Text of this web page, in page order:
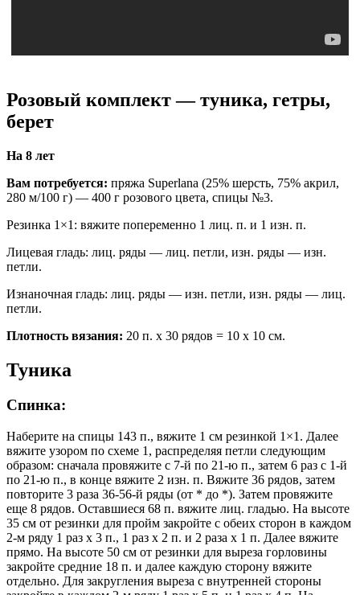
Розовый комплект — туника, гетры,
берет
На 8 лет
Вам потребуется: пряжа Superlana (25% шерсть, 75% акрил,
280 м/100 г) — 400 г розового цвета, спицы №3.
Резинка 1×1: вяжите попеременно 1 лиц. п. и 1 изн. п.
Лицевая гладь: лиц. ряды — лиц. петли, изн. ряды — изн.
петли.
Изнаночная гладь: лиц. ряды — изн. петли, изн. ряды — лиц.
петли.
Плотность вязания: 20 п. х 30 рядов = 10 х 10 см.
Туника
Спинка:
Наберите на спицы 143 п., вяжите 1 см резинкой 1×1. Далее
вяжите узором по схеме 1, распределяя петли следующим
образом: сначала провяжите с 7-й по 21-ю п., затем 6 раз с 1-й
по 21-ю п., в конце вяжите 2 изн. п. Вяжите 36 рядов, затем
повторите 3 раза 36-56-й ряды (от * до *). Затем провяжите
еще 8 рядов. Оставшиеся 68 п. вяжите лиц. гладью. На высоте
35 см от резинки для пройм закройте с обеих сторон в каждом
2-м ряду 1 раз х 3 п., 1 раз х 2 п. и 2 раза х 1 п. Далее вяжите
прямо. На высоте 50 см от резинки для выреза горловины
закройте средние 18 п. и далее каждую сторону вяжите
отдельно. Для закругления выреза с внутренней стороны